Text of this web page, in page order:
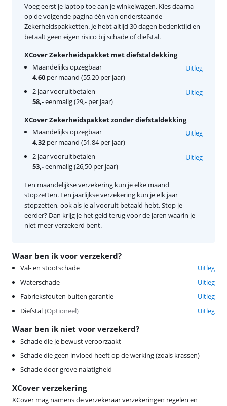
Waar ben ik voor verzekerd?
Val- en stootschade
Uitleg
Waterschade
Uitleg
Fabrieksfouten buiten garantie
Uitleg
Diefstal (Optioneel) Uitleg
Waar ben ik niet voor verzekerd?
Schade die je bewust veroorzaakt
Schade die geen invloed heeft op de werking (zoals krassen)
Schade door grove nalatigheid
XCover verzekering
XCover mag namens de verzekeraar verzekeringen regelen en
Voeg eerst je laptop toe aan je winkelwagen. Kies daarna
op de volgende pagina één van onderstaande
Zekerheidspakketten. Je hebt altijd 30 dagen bedenktijd en
betaalt geen eigen risico bij schade of diefstal.
XCover Zekerheidspakket met diefstaldekking
Maandelijks opzegbaar
4,60 per maand (55,20 per jaar)
Uitleg
2 jaar vooruitbetalen
58,-eenmalig (29,- per jaar)
Uitleg
XCover Zekerheidspakket zonder diefstaldekking
Maandelijks opzegbaar
4,32 per maand (51,84 per jaar)
Uitleg
2 jaar vooruitbetalen
53,-eenmalig (26,50 per jaar)
Uitleg
Een maandelijkse verzekering kun je elke maand
stopzetten. Een jaarlijkse verzekering kun je elk jaar
stopzetten, ook als je al vooruit betaald hebt. Stop je
eerder? Dan krijg je het geld terug voor de jaren waarin je
niet meer verzekerd bent.